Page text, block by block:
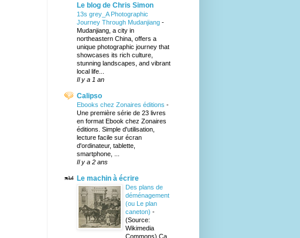
Le blog de Chris Simon
13s grey_A Photographic
Journey Through Mudanjiang -
Mudanjiang, a city in
northeastern China, offers a
unique photographic journey that
showcases its rich culture,
stunning landscapes, and vibrant
local life...
Il y a 1 an
Calipso
Ebooks chez Zonaires éditions -
Une première série de 23 livres
en format Ebook chez Zonaires
éditions. Simple d'utilisation,
lecture facile sur écran
d'ordinateur, tablette,
smartphone, ...
Il y a 2 ans
Le machin à écrire
Des plans de
déménagement
(ou Le plan
caneton) -
(Source:
Wikimedia
Commons) Ça